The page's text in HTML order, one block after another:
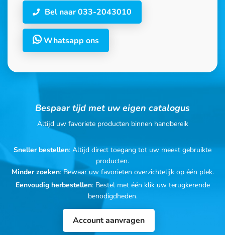
Bel naar 033-2043010
Whatsapp ons
Bespaar tijd met uw eigen catalogus
Altijd uw favoriete producten binnen handbereik
Sneller bestellen: Altijd direct toegang tot uw meest gebruikte
producten.
Minder zoeken: Bewaar uw favorieten overzichtelijk op één plek.
Eenvoudig herbestellen: Bestel met één klik uw terugkerende
benodigdheden.
Account aanvragen